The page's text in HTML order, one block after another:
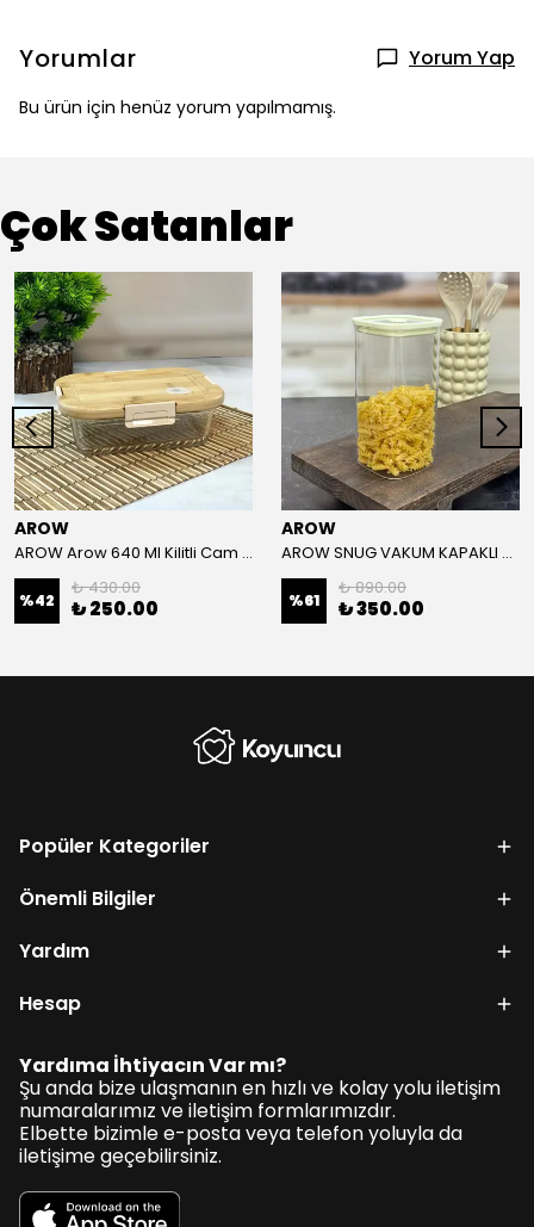
Yorumlar Yorum Yap
Bu ürün için henüz yorum yapılmamış.
Çok Satanlar
AROW
AROW Arow 640 Ml Kilitli Cam Saklama Kabı
%42
₺ 430.00
₺ 250.00
AROW
AROW SNUG VAKUM KAPAKLI CAM SAKLAMA KABI 1500 ML
%61
₺ 890.00
₺ 350.00
Popüler Kategoriler
Önemli Bilgiler
Yardım
Hesap
Yardıma İhtiyacın Var mı?
Şu anda bize ulaşmanın en hızlı ve kolay yolu iletişim
numaralarımız ve iletişim formlarımızdır.
Elbette bizimle e-posta veya telefon yoluyla da
iletişime geçebilirsiniz.